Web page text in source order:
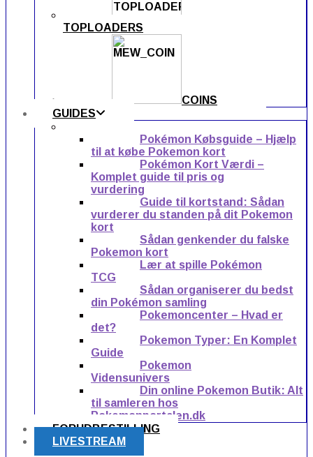
TOPLOADERS
COINS
GUIDES
Pokémon Købsguide – Hjælp
til at købe Pokemon kort
Pokémon Kort Værdi –
Komplet guide til pris og
vurdering
Guide til kortstand: Sådan
vurderer du standen på dit Pokemon
kort
Sådan genkender du falske
Pokemon kort
Lær at spille Pokémon
TCG
Sådan organiserer du bedst
din Pokémon samling
Pokemoncenter – Hvad er
det?
Pokemon Typer: En Komplet
Guide
Pokemon
Vidensunivers
Din online Pokemon Butik: Alt
til samleren hos
Pokemonportalen.dk
FORUDBESTILLING
LIVESTREAM